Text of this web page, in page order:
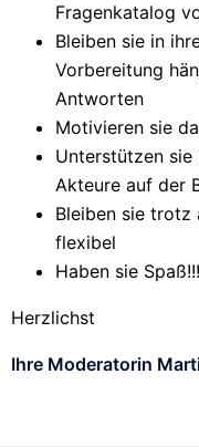
Fragenkatalog
Bleiben sie in
Vorbereitung
Antworten
Motivieren sie
Unterstützen
Akteure auf der
Bleiben sie trotz
flexibel
Haben sie Spaß!!!
Herzlichst
Ihre Moderatorin